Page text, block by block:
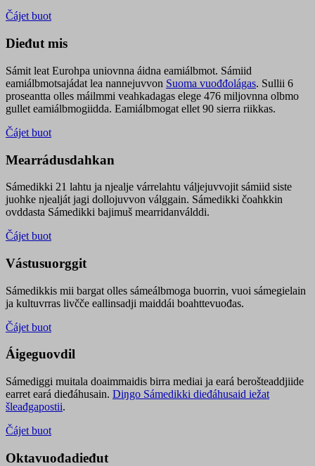
Čájet buot
Dieđut mis
Sámit leat Eurohpa uniovnna áidna eamiálbmot. Sámiid
eamiálbmotsajádat lea nannejuvvon Suoma vuođđolágas. Sullii 6
proseantta olles máilmmi veahkadagas elege 476 miljovnna olbmo
gullet eamiálbmogiidda. Eamiálbmogat ellet 90 sierra riikkas.
Čájet buot
Mearrádusdahkan
Sámedikki 21 lahtu ja njealje várrelahtu váljejuvvojit sámiid siste
juohke njealját jagi dollojuvvon válggain. Sámedikki čoahkkin
ovddasta Sámedikki bajimuš mearridanválddi.
Čájet buot
Vástusuorggit
Sámedikkis mii bargat olles sámeálbmoga buorrin, vuoi sámegielain
ja kultuvrras livčče eallinsadji maiddái boahttevuođas.
Čájet buot
Áigeguovdil
Sámediggi muitala doaimmaidis birra mediai ja eará berošteaddjiide
earret eará dieđáhusain. Diŋgo Sámedikki dieđáhusaid iežat
šleađgapostii.
Čájet buot
Oktavuođadieđut